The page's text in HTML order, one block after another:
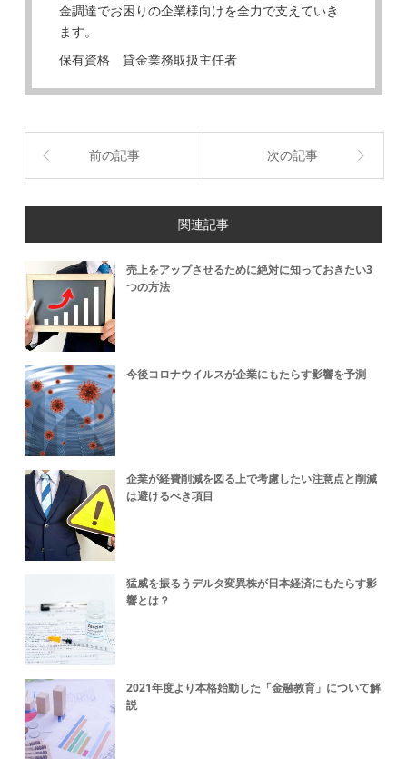
金調達でお困りの企業様向けを全力で支えていき
ます。
保有資格 貸金業務取扱主任者
前の記事 次の記事
関連記事
売上をアップさせるために絶対に知っておきたい3
つの方法
今後コロナウイルスが企業にもたらす影響を予測
企業が経費削減を図る上で考慮したい注意点と削減
は避けるべき項目
猛威を振るうデルタ変異株が日本経済にもたらす影
響とは？
2021年度より本格始動した「金融教育」について解
説